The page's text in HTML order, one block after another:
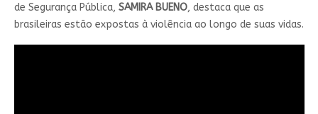
de Segurança Pública, SAMIRA BUENO, destaca que as
brasileiras estão expostas à violência ao longo de suas vidas.